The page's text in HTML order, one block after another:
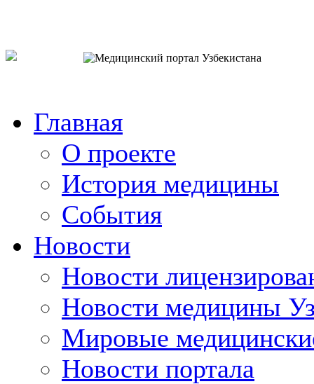
Главная
О проекте
История медицины
События
Новости
Новости
Новости медицины
Мировые
Новости портала